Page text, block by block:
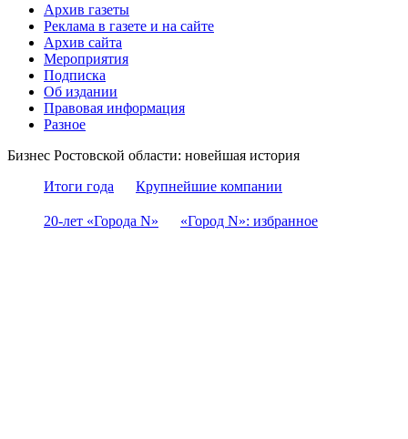
Архив газеты
Реклама в газете и на сайте
Архив сайта
Мероприятия
Подписка
Об издании
Правовая информация
Разное
Бизнес Ростовской области: новейшая история
Итоги года
Крупнейшие компании
20-лет «Города N» «Город N»: избранное